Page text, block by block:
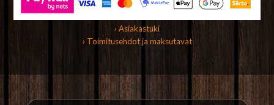
› Asiakastuki
› Toimitusehdot ja maksutavat